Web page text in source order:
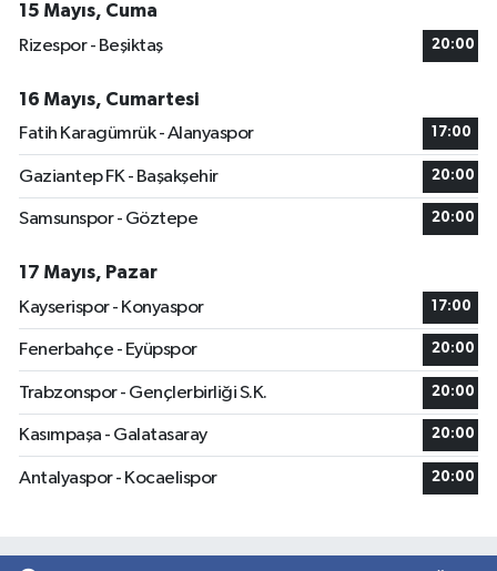
15 Mayıs, Cuma
Rizespor - Beşiktaş
20:00
16 Mayıs, Cumartesi
Fatih Karagümrük - Alanyaspor
17:00
Gaziantep FK - Başakşehir 20:00
Samsunspor - Göztepe 20:00
17 Mayıs, Pazar
Kayserispor - Konyaspor
17:00
Fenerbahçe - Eyüpspor 20:00
Trabzonspor - Gençlerbirliği S.K. 20:00
Kasımpaşa - Galatasaray 20:00
Antalyaspor - Kocaelispor 20:00